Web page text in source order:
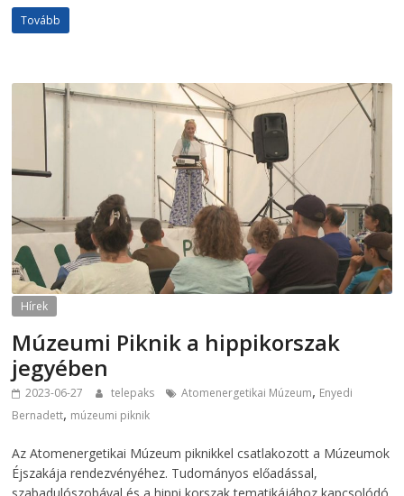
Tovább
Hírek
Múzeumi Piknik a hippikorszak
jegyében
2023-06-27 telepaks Atomenergetikai Múzeum, Enyedi
Bernadett, múzeumi piknik
Az Atomenergetikai Múzeum piknikkel csatlakozott a Múzeumok
Éjszakája rendezvényéhez. Tudományos előadással,